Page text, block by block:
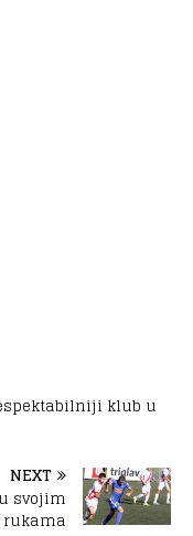
klub u
NEXT
svojim
rukama